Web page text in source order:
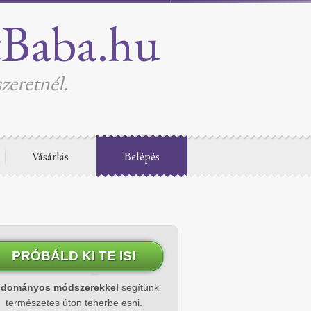
Vásárlás Belépés
PRÓBÁLD KI TE IS!
módszerekkel segítünk
természetes úton teherbe esni.